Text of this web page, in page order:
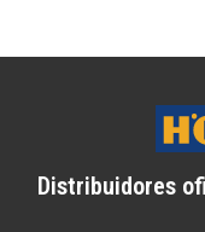
Distribuidores